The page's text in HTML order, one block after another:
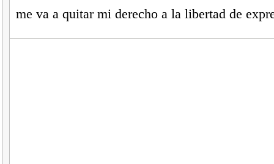
me va a quitar mi derecho a la libertad de